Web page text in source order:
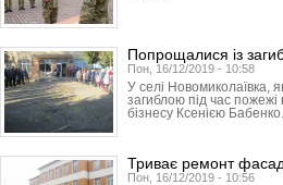
Попрощалися із
Пон, 16/12/2019 - 10:58
У селі Новомиколаївка,
загиблою під час
бізнесу Ксенією Бабенко.
Триває ремонт
Пон, 16/12/2019 - 10:56